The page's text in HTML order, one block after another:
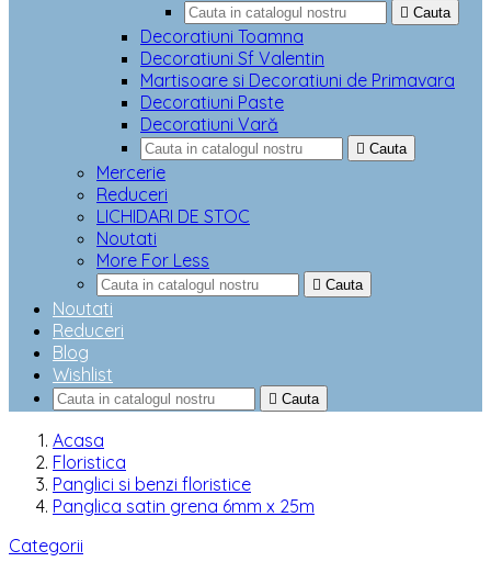
 Cauta
Decoratiuni Toamna
Decoratiuni Sf Valentin
Martisoare si Decoratiuni de Primavara
Decoratiuni Paste
Decoratiuni Vară
 Cauta
Mercerie
Reduceri
LICHIDARI DE STOC
Noutati
More For Less
 Cauta
Noutati
Reduceri
Blog
Wishlist
 Cauta
Acasa
Floristica
Panglici si benzi floristice
Panglica satin grena 6mm x 25m
Categorii